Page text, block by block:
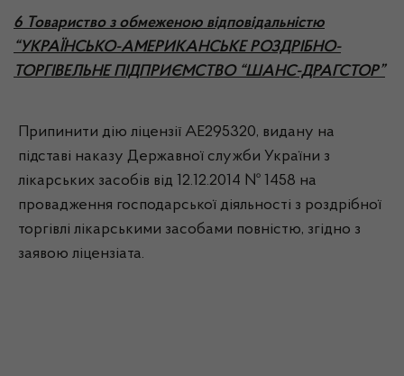
6 Товариство з обмеженою відповідальністю
“УКРАЇНСЬКО-АМЕРИКАНСЬКЕ РОЗДРІБНО-
ТОРГІВЕЛЬНЕ ПІДПРИЄМСТВО “ШАНС-ДРАГСТОР”
Припинити дію ліцензії АЕ295320, видану на
підставі наказу Державної служби України з
лікарських засобів від 12.12.2014 № 1458 на
провадження господарської діяльності з роздрібної
торгівлі лікарськими засобами повністю, згідно з
заявою ліцензіата.